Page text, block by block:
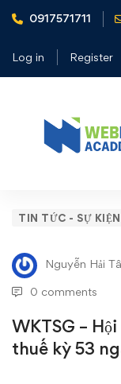
0917571711
Log in Register
Home
Tin tức -
07/05/2016
WKTSG
–
Hội
thảo
cập
TIN TỨC - SỰ KIỆN
Nguyễn Hải
0 comments
WKTSG –
thuế kỳ 53